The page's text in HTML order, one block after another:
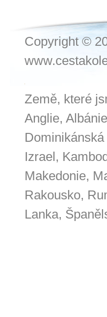
Copyright ©
Země, které
Anglie,
Izrael,
Makedonie,
Rakousko,
Lanka,